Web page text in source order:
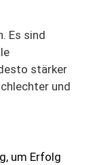
Es sind
stärker
und
um Erfolg